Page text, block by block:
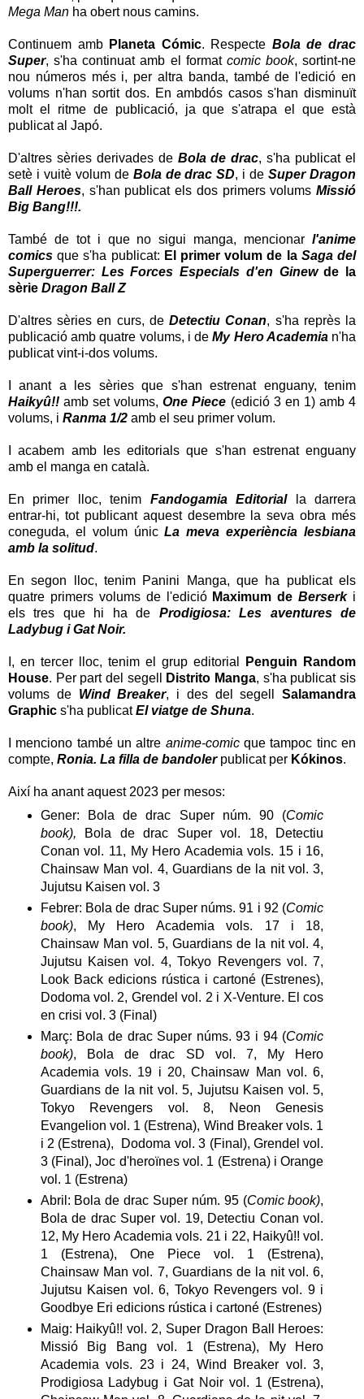
Mega Man ha obert nous camins.
Continuem amb Planeta Cómic. Respecte Bola de drac
Super, s'ha continuat amb el format comic book, sortint-ne
nou números més i, per altra banda, també de l'edició en
volums n'han sortit dos. En ambdós casos s'han disminuït
molt el ritme de publicació, ja que s'atrapa el que està
publicat al Japó.
D'altres sèries derivades de Bola de drac, s'ha publicat el
setè i vuitè volum de Bola de drac SD, i de Super Dragon
Ball Heroes, s'han publicat els dos primers volums Missió
Big Bang!!!.
També de tot i que no sigui manga, mencionar l'anime
comics que s'ha publicat: El primer volum de la Saga del
Superguerrer: Les Forces Especials d'en Ginewde la
sèrie Dragon Ball Z
D'altres sèries en curs, deDetectiu Conan, s'ha reprès la
publicació amb quatre volums, i deMy Hero Academian'ha
publicat vint-i-dos volums.
I anant a les sèries que s'han estrenat enguany, tenim
Haikyû!! amb set volums,One Piece (edició 3 en 1) amb 4
volums, i Ranma 1/2 amb el seu primer volum.
I acabem amb les editorials que s'han estrenat enguany
amb el manga en català.
En primer lloc, tenim Fandogamia Editorialla darrera
entrar-hi, tot publicant aquest desembre la seva obra més
coneguda, el volum únicLa meva experiència lesbiana
amb la solitud.
En segon lloc, tenim Panini Manga, que ha publicat els
quatre primers volums de l'edició Maximum deBerserki
els tres que hi ha de Prodigiosa: Les aventures de
Ladybug i Gat Noir.
I, en tercer lloc, tenim el grup editorial
Penguin Random
House. Per part del segell Distrito Manga, s'ha publicat sis
volums de Wind Breaker, i des del segell Salamandra
Graphic s'ha publicatEl viatge de Shuna.
I menciono també un altre anime-comicque tampoc tinc en
compte, Ronia. La filla de bandolerpublicat per Kókinos.
Així ha anant aquest 2023 per mesos:
Gener: Bola de drac Super núm. 90 (Comic
book),
Bola de drac Super vol. 18, Detectiu
Conan vol. 11, My Hero Academia vols. 15 i 16,
Chainsaw Man vol. 4, Guardians de la nit vol. 3,
Jujutsu Kaisen vol. 3
Febrer: Bola de drac Super núms. 91 i 92 (Comic
book), My Hero Academia vols. 17 i 18,
Chainsaw Man vol. 5, Guardians de la nit vol. 4,
Jujutsu Kaisen vol. 4, Tokyo Revengers vol. 7,
Look Back edicions rústica i cartoné (Estrenes),
Dodoma vol. 2, Grendel vol. 2 i X-Venture. El cos
en crisi vol. 3 (Final)
Març: Bola de drac Super núms. 93 i 94 (Comic
book), Bola de drac SD vol. 7, My Hero
Academia vols. 19 i 20, Chainsaw Man vol. 6,
Guardians de la nit vol. 5, Jujutsu Kaisen vol. 5,
Tokyo Revengers vol. 8, Neon Genesis
Evangelion vol. 1 (Estrena), Wind Breaker vols. 1
i 2 (Estrena), Dodoma vol. 3 (Final), Grendel vol.
3 (Final), Joc d'heroïnes vol. 1 (Estrena) i Orange
vol. 1 (Estrena)
Abril: Bola de drac Super núm. 95 (Comic book),
Bola de drac Super vol. 19, Detectiu Conan vol.
12, My Hero Academia vols. 21 i 22, Haikyû!! vol.
1 (Estrena), One Piece vol. 1 (Estrena),
Chainsaw Man vol. 7, Guardians de la nit vol. 6,
Jujutsu Kaisen vol. 6, Tokyo Revengers vol. 9 i
Goodbye Eri edicions rústica i cartoné (Estrenes)
Maig: Haikyû!! vol. 2, Super Dragon Ball Heroes:
Missió Big Bang vol. 1 (Estrena), My Hero
Academia vols. 23 i 24, Wind Breaker vol. 3,
Prodigiosa Ladybug i Gat Noir vol. 1 (Estrena),